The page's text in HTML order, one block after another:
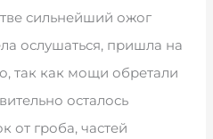
сильнейший ожог
ослушаться, пришла на
так как мощи обретали
осталось
от гроба, частей